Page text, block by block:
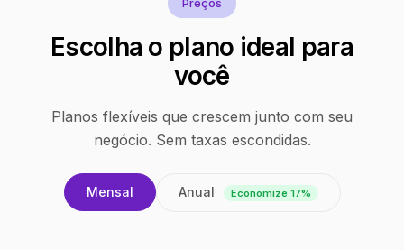
Escolha o plano ideal para
você
Planos flexíveis que crescem junto com seu
negócio. Sem taxas escondidas.
Mensal Anual Economize 17%